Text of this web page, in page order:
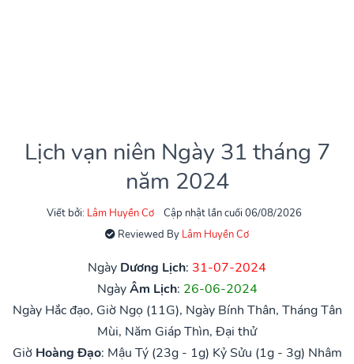
Lịch vạn niên Ngày 31 tháng 7
năm 2024
Viết bởi: Lâm Huyền Cơ
Cập nhật lần cuối 06/08/2026
Reviewed By Lâm Huyền Cơ
Ngày Dương Lịch: 31-07-2024
NgàyÂm Lịch: 26-06-2024
Ngày Hắc đạo, Giờ Ngọ (11G), Ngày Bính Thân, Tháng Tân
Mùi, Năm Giáp Thìn, Đại thử
Giờ Hoàng Đạo: Mậu Tý (23g - 1g) Kỷ Sửu (1g - 3g) Nhâm